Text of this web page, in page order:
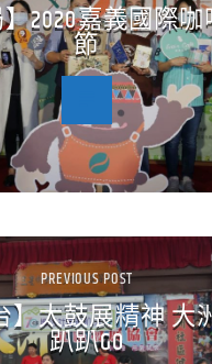
2020嘉義國際
節
PREVIOUS POST
】太鼓展精神 大
趴趴GO